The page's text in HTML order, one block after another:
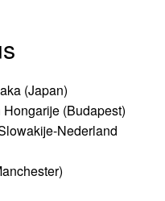
(Japan)
(Budapest)
Nederland